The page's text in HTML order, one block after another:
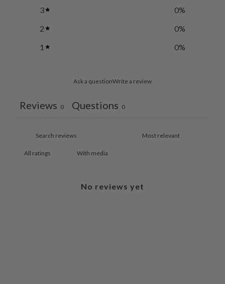
3
0%
2
0%
1
0%
Ask a questionWrite a review
Reviews 0 Questions 0
With media
No reviews yet